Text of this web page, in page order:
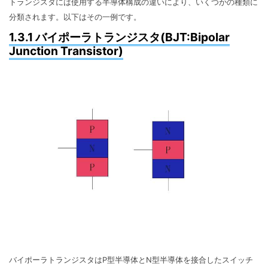
トランジスタには使用する半導体構成の違いにより、いくつかの種類に
分類されます。以下はその一例です。
1.3.1 バイポーラトランジスタ(BJT:Bipolar
Junction Transistor)
バイポーラトランジスタはP型半導体とN型半導体を接合したスイッチ